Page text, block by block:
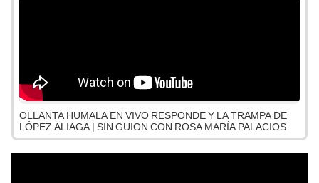
OLLANTA HUMALA EN VIVO RESPONDE Y LA TRAMPA DE
LÓPEZ ALIAGA | SIN GUION CON ROSA MARÍA PALACIOS